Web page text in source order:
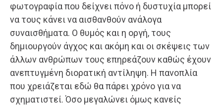
φωτογραφία που δείχνει πόνο ή δυστυχία μπορεί
να τους κάνει να αισθανθούν ανάλογα
συναισθήματα. Ο θυμός και η οργή, τους
δημιουργούν άγχος και ακόμη και οι σκέψεις των
άλλων ανθρώπων τους επηρεάζουν καθώς έχουν
ανεπτυγμένη διορατική αντίληψη. Η πανοπλία
που χρειάζεται εδώ θα πάρει χρόνο για να
σχηματιστεί. Όσο μεγαλώνει όμως κανείς